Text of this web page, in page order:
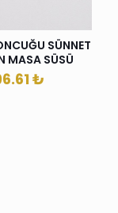
SÜNNET
MASA SÜSÜ
₺